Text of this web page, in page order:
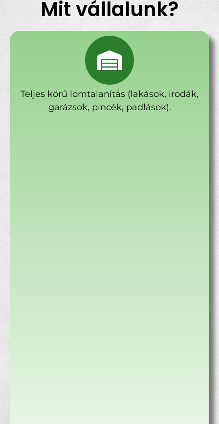
Mit vállalunk?
Teljes körű lomtalanítás (lakások, irodák,
garázsok, pincék, padlások).